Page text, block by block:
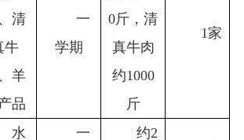
清
牛
羊
品
一
学期
0斤，清
真牛肉
约1000
斤
1家
水
一
约2